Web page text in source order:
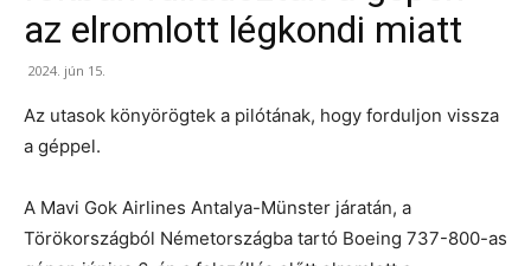
az elromlott légkondi miatt
2024. jún 15.
Az utasok könyörögtek a pilótának, hogy forduljon vissza
a géppel.
A Mavi Gok Airlines Antalya-Münster járatán, a
Törökországból Németországba tartó Boeing 737-800-as